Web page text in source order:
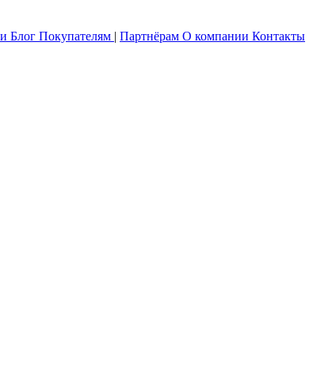
Блог Покупателям | Партнёрам О компании Контакты